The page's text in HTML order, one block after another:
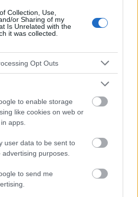
Collection, Use,
or Sharing of my
Is Unrelated with the
it was collected.
Opt Outs
to enable storage
like cookies on web or
apps.
user data to be sent to
purposes.
to send me
oméga-3 Antioxydants
diet Humeur
Magnésium Névrose
deutsch
éditeurs du site ne sont pas
de leur utilisation. Avant d'utiliser les